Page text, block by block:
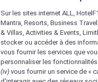
Sur les sites internet ALL,
Mantra, Resorts, Business
& Villas, Activities & Events,
stocker ou accéder à des
vous fournir les services que
personnaliser les
(iv) vous fournir un service de «